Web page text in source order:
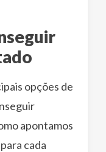
opções de
apontamos
cada